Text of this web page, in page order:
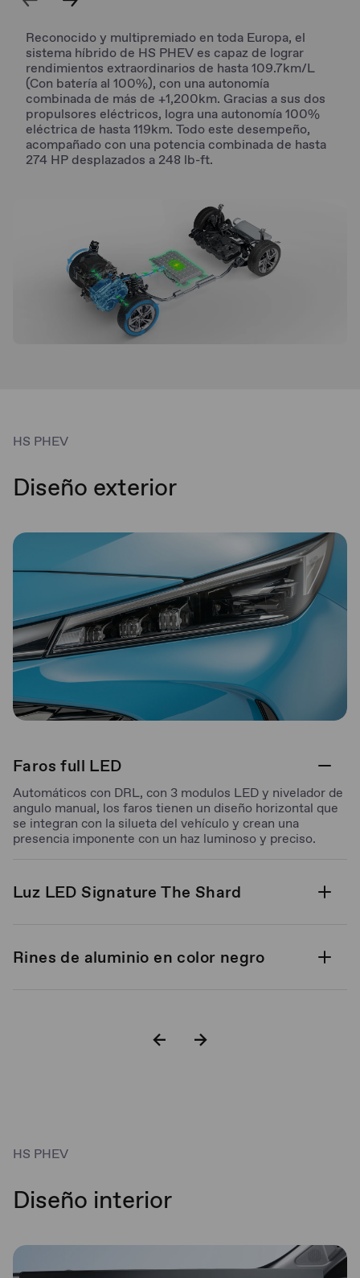
Reconocido y multipremiado en toda Europa, el
sistema híbrido de HS PHEV es capaz de lograr
rendimientos extraordinarios de hasta 109.7km/L
(Con batería al 100%), con una autonomía
combinada de más de +1,200km. Gracias a sus dos
propulsores eléctricos, logra una autonomía 100%
eléctrica de hasta 119km. Todo este desempeño,
acompañado con una potencia combinada de hasta
274 HP desplazados a 248 lb-ft.
HS PHEV
Diseño exterior
Faros full LED
Automáticos con DRL, con 3 modulos LED y nivelador de
angulo manual, los faros tienen un diseño horizontal que
se integran con la silueta del vehículo y crean una
presencia imponente con un haz luminoso y preciso.
Luz LED Signature The Shard
Rines de aluminio en color negro
Spoiler trasero deportivo
HS PHEV
Diseño interior